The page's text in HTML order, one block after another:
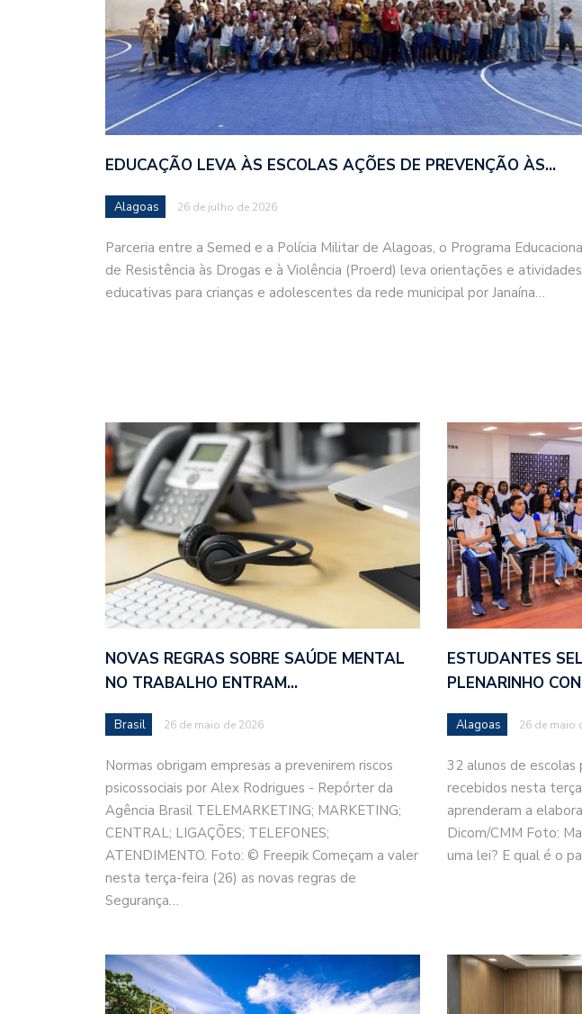
EDUCAÇÃO LEVA ÀS ESCOLAS AÇÕES DE PREVENÇÃO ÀS…
Alagoas 26 de julho de 2026
Parceria entre a Semed e a Polícia Militar de Alagoas, o Programa
de Resistência às Drogas e à Violência (Proerd) leva orientações e atividades
educativas para crianças e adolescentes da rede municipal por Janaína…
NOVAS REGRAS SOBRE SAÚDE MENTAL
NO TRABALHO ENTRAM…
Brasil 26 de maio de 2026
Normas obrigam empresas a prevenirem riscos
psicossociais por Alex Rodrigues - Repórter da
Agência Brasil TELEMARKETING; MARKETING;
CENTRAL; LIGAÇÕES; TELEFONES;
ATENDIMENTO. Foto: © Freepik Começam a valer
nesta terça-feira (26) as novas regras de
Segurança…
ESTUDANTES
PLENARINHO
Alagoas 26 de maio
32 alunos de escolas
recebidos nesta
aprenderam a
Dicom/CMM Foto:
uma lei? E qual é o